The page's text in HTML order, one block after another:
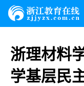
浙理材料
学基层民